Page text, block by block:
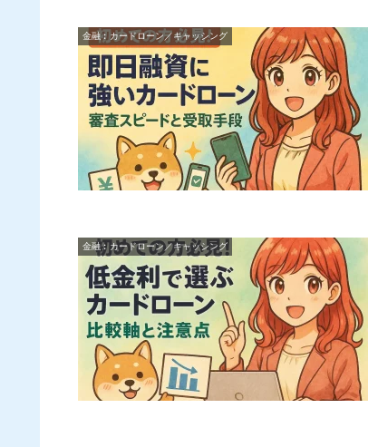
金融︰カードローン／キャッシング
金融︰カードローン／キャッシング